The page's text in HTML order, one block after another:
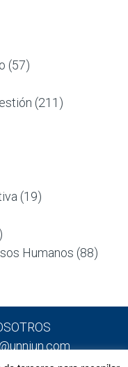
(57)
(211)
(19)
Humanos (88)